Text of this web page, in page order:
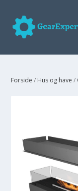
Forside / Hus og have /